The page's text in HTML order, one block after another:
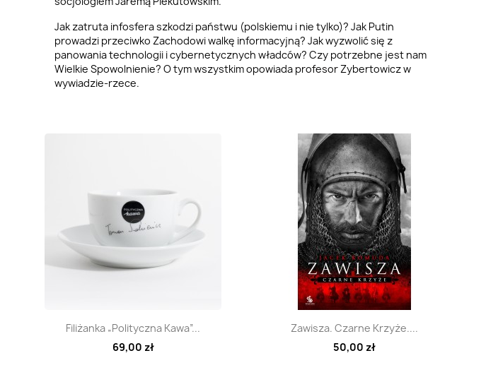
Jak zatruta infosfera szkodzi państwu (polskiemu i nie tylko)? Jak Putin
prowadzi przeciwko Zachodowi walkę informacyjną? Jak wyzwolić się z
panowania technologii i cybernetycznych władców? Czy potrzebne jest nam
Wielkie Spowolnienie? O tym wszystkim opowiada profesorZybertowicz w
wywiadzie-rzece.
Szybki podgląd
Filiżanka „Polityczna Kawa”...
69,00 zł
Szybki podgląd
Zawisza. Czarne Krzyże....
50,00 zł